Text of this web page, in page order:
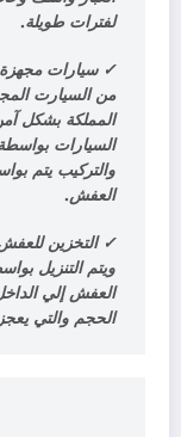
لفترات طويلة.
✓سيارات
من السيارت
المملكة بشكل
السيارات
والتركيب يتم
العفش.
✓التخزين
ويتم التنزيل
العفش إلي
الحجم والتي